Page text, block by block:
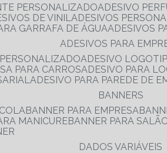
PERSONALIZADO ADESIVO
DE VINIL ADESIVOS
GARRAFA DE ÁGUA
ADESIVOS
ADESIVOS PARA
PERSONALIZADO ADESIVO
PARA CARROS ADESIVO PARA
ADESIVO PARA PAREDE DE
BANNERS
BANNER PARA EMPRESA
MANICURE BANNER PARA
DADOS VARIÁVEIS